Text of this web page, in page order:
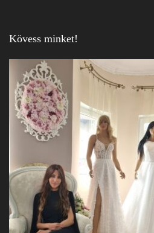
Kövess minket!